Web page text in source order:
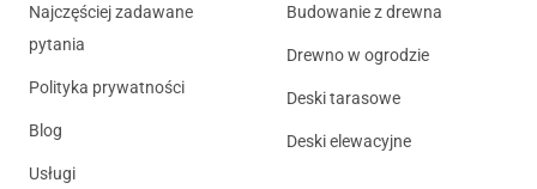
Najczęściej zadawane
pytania
Polityka prywatności
Blog
Usługi
Budowanie z drewna
Drewno w ogrodzie
Deski tarasowe
Deski elewacyjne